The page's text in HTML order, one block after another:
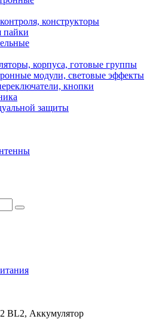
конструкторы
пайки
корпуса, готовые группы
модули, световые эффекты
кнопки
защиты
BL2, Аккумулятор